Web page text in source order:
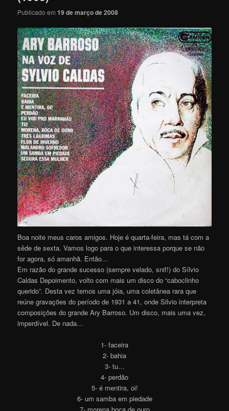
Publicado em19 de março de 2008
Boa noite meus caros amigos. Hoje é quarta-feira, mas tá com a
sêde de sexta. Vamos logo para o que interessa porque se não
for agora, só amanhã. Então…
Em razão do grande sucesso (sempre velado, snif!) do Sílvio
Caldas Depoimento, volto com mais um disco do “caboclinho
querido”. Desta vez temos uma jóia, uma coletânea rara que
reúne gravações do período de 1931 a 41, onde Silvio interpreta
composições do grande Ary Barroso. Um disco, mais uma vez,
imperdível. De nada…
1- faceira
2- bahia
3- tu…
4- perdão
5- é mentira, oi!
6- um samba em piedade